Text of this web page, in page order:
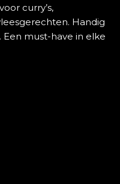
curry’s,
Handig
must-have in elke